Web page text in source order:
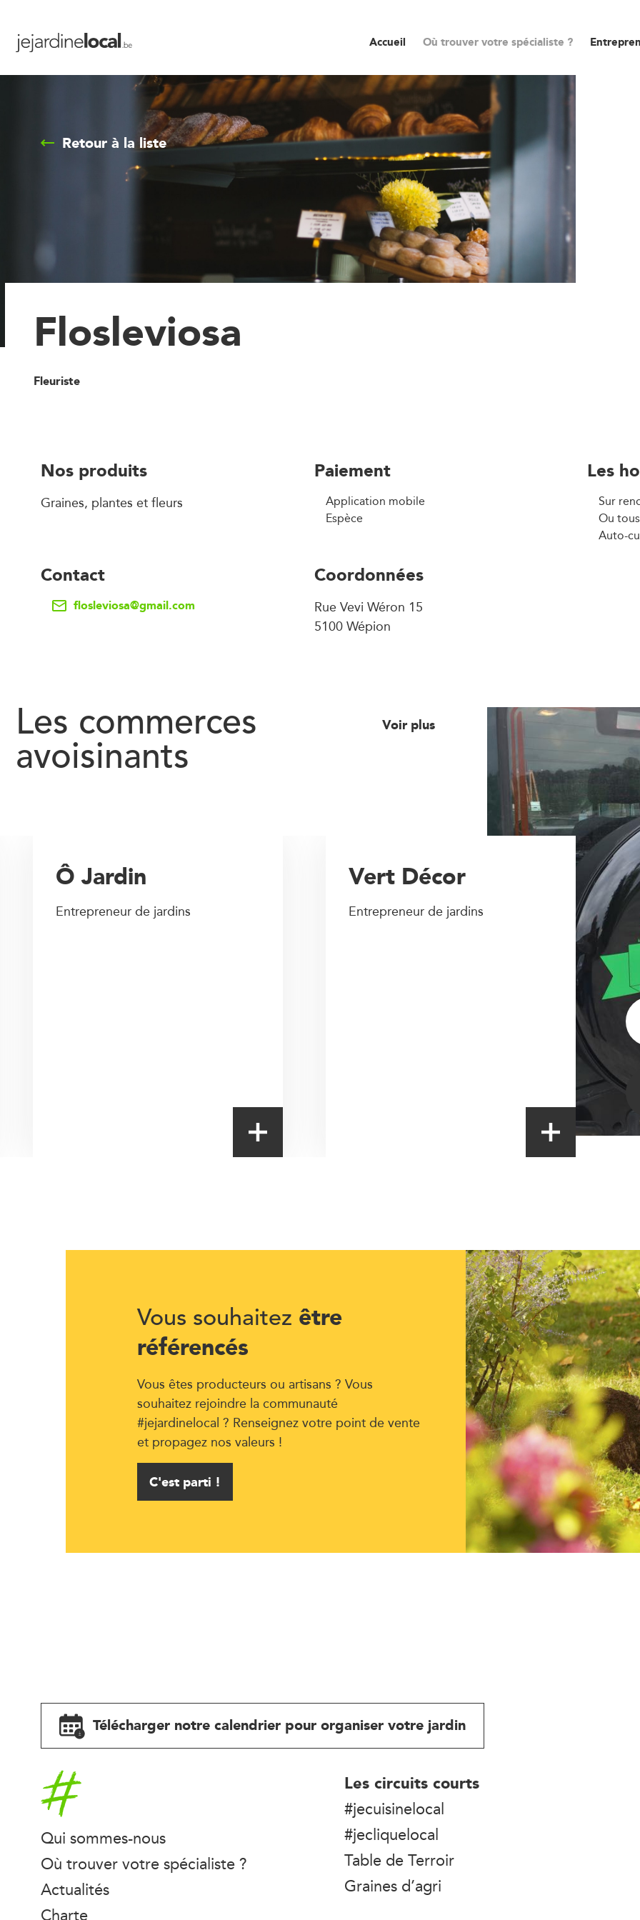
Accueil Où trouver votre spécialiste ?
Retour à la liste
Flosleviosa
Fleuriste
Nos produits
Graines, plantes et fleurs
Paiement
Application mobile
Espèce
Les
Sur
Ou
Auto-
Contact
flosleviosa@gmail.com
Coordonnées
Rue Vevi Wéron 15
5100 Wépion
Les commerces
avoisinants
Voir plus
Vert Décor
Entrepreneur de jardins
Ô Jardin
Entrepreneur de jardins
Vous souhaitez être
référencés
Vous êtes producteurs ou artisans ? Vous
souhaitez rejoindre la communauté
#jejardinelocal ? Renseignez votre point de vente
et propagez nos valeurs !
C'est parti !
Télécharger notre calendrier pour organiser votre jardin
Accueil
Qui sommes-nous
Où trouver votre spécialiste ?
Actualités
Les circuits courts
#jecuisinelocal
#jecliquelocal
Table de Terroir
Graines d’agri